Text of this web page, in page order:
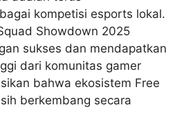
kompetisi esports lokal.
Showdown 2025
sukses dan mendapatkan
dari komunitas gamer
bahwa ekosistem Free
berkembang secara